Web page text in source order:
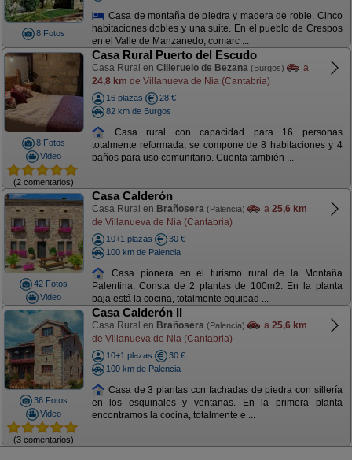
8 Fotos
Casa de montaña de piedra y madera de roble. Cinco
habitaciones dobles y una suite. En el pueblo de Crespos
en el Valle de Manzanedo, comarc ...
8 Fotos
Video
(2 comentarios)
Casa Rural Puerto del Escudo
Casa Rural en Cilleruelo de Bezana (Burgos)
a
24,8 km de Villanueva de Nia (Cantabria)
16 plazas
28 €
82 km de Burgos
Casa rural con capacidad para 16 personas
totalmente reformada, se compone de 8 habitaciones y 4
baños para uso comunitario. Cuenta también ...
42 Fotos
Video
Casa Calderón
Casa Rural en Brañosera (Palencia) a 25,6 km
de Villanueva de Nia (Cantabria)
10+1 plazas
30 €
100 km de Palencia
Casa pionera en el turismo rural de la Montaña
Palentina. Consta de 2 plantas de 100m2. En la planta
baja está la cocina, totalmente equipad ...
36 Fotos
Video
(3 comentarios)
Casa Calderón II
Casa Rural en Brañosera (Palencia) a 25,6 km
de Villanueva de Nia (Cantabria)
10+1 plazas
30 €
100 km de Palencia
Casa de 3 plantas con fachadas de piedra con sillería
en los esquinales y ventanas. En la primera planta
encontramos la cocina, totalmente e ...